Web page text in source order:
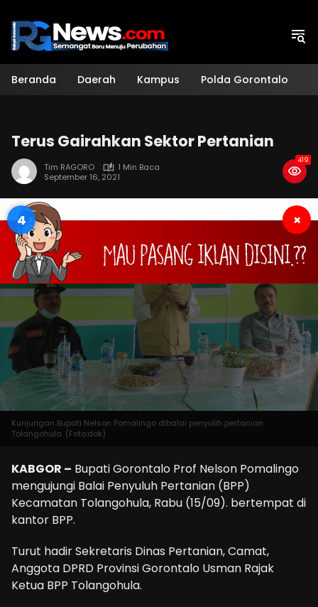
konten
Beranda Daerah Kampus Polda Gorontalo
Terus Gairahkan Sektor Pertanian
Tim RAGORO
1 Min Baca
September 16, 2021
419
3 ×
Kunjungan Bupati Nelson Pomalingo dibalai penyulih pertanian
Tolangohula. (Foto:dok)
KABGOR – Bupati Gorontalo Prof Nelson Pomalingo
mengujungi Balai Penyuluh Pertanian (BPP)
Kecamatan Tolangohula, Rabu (15/09). bertempat di
kantor BPP.
Turut hadir Sekretaris Dinas Pertanian, Camat,
Anggota DPRD Provinsi Gorontalo Usman Rajak
Ketua BPP Tolangohula.